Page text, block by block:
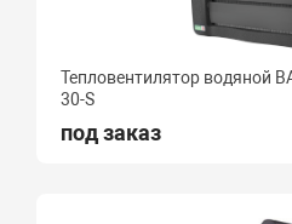
Тепловентилятор водяной
30-S
под заказ